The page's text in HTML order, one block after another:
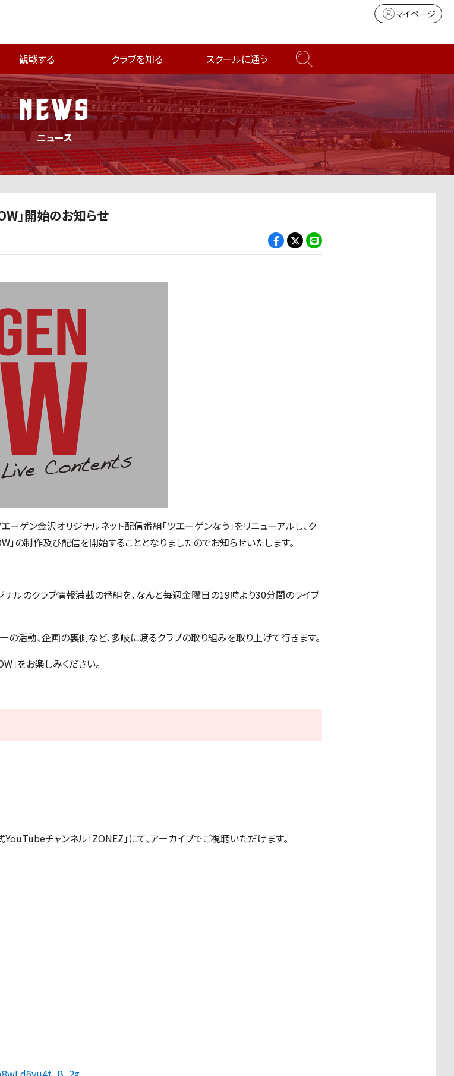
マイページ
観戦する クラブを知る スクールに通う
NEWS
ニュース
」開始のお知らせ
ゲン金沢オリジナルネット配信番組「ツエーゲンなう」をリニューアルし、ク
の制作及び配信を開始することとなりましたのでお知らせいたします。
ナルのクラブ情報満載の番組を、なんと毎週金曜日の19時より30分間のライブ
の活動、企画の裏側など、多岐に渡るクラブの取り組みを取り上げて行きます。
」をお楽しみください。
チャンネル「ZONEZ」にて、アーカイブでご視聴いただけます。